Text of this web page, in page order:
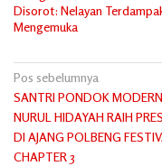
Disorot: Nelayan
Mengemuka
Navigasi
pos
Pos sebelumnya
SANTRI PONDOK MODERN
NURUL HIDAYAH RAIH
DI AJANG POLBENG
CHAPTER 3